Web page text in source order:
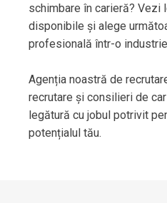
schimbare în carieră? Vezi
disponibile și alege
profesională într-o
Agenția noastră de
recrutare și consilieri de
legătură cu jobul potrivit
potențialul tău.